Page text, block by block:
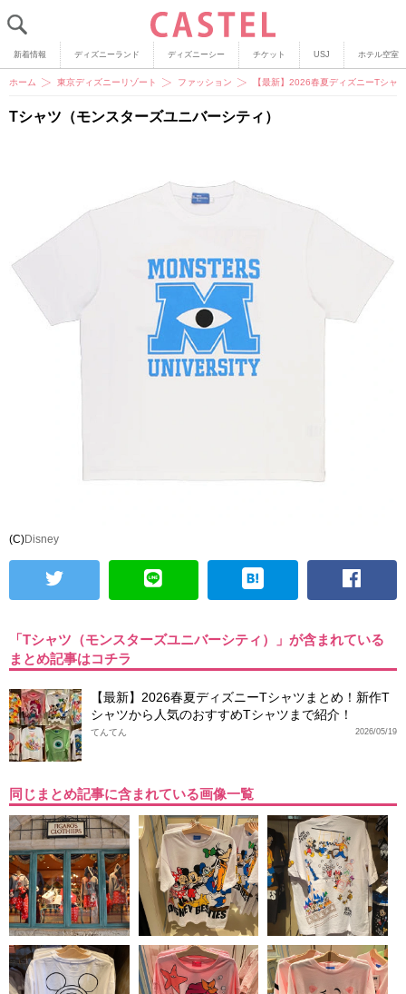
新着情報 ディズニーランド ディズニーシー チケット USJ ホテル空室
ホーム 東京ディズニーリゾート ファッション 【最新】2026春夏ディズニーTシャ
Tシャツ（モンスターズユニバーシティ）
(C)Disney
「Tシャツ（モンスターズユニバーシティ）」が含まれている
まとめ記事はコチラ
【最新】2026春夏ディズニーTシャツまとめ！新作T
シャツから人気のおすすめTシャツまで紹介！
2026/05/19
てんてん
同じまとめ記事に含まれている画像一覧